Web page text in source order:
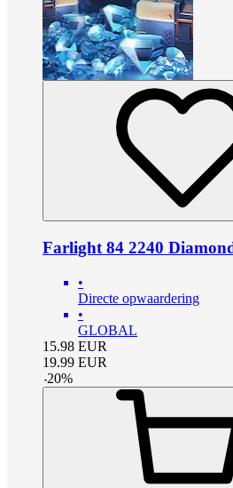
Farlight 84 2240
•
Directe opwaardering
•
GLOBAL
15.98 EUR
19.99 EUR
-20%